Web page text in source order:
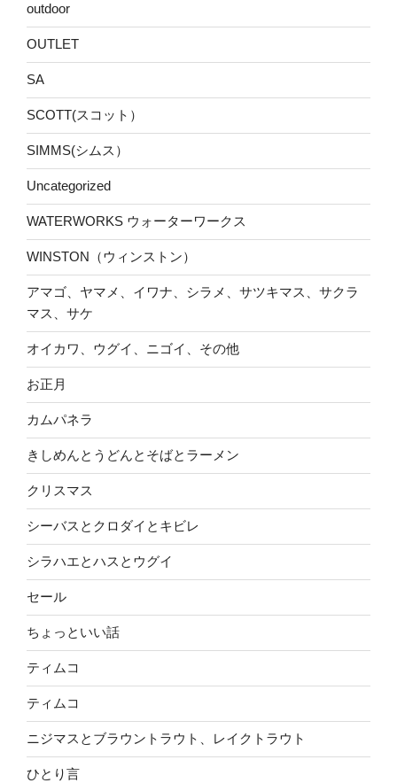
outdoor
OUTLET
SA
SCOTT(スコット）
SIMMS(シムス）
Uncategorized
WATERWORKS ウォーターワークス
WINSTON（ウィンストン）
アマゴ、ヤマメ、イワナ、シラメ、サツキマス、サクラ
マス、サケ
オイカワ、ウグイ、ニゴイ、その他
お正月
カムパネラ
きしめんとうどんとそばとラーメン
クリスマス
シーバスとクロダイとキビレ
シラハエとハスとウグイ
セール
ちょっといい話
ティムコ
ティムコ
ニジマスとブラウントラウト、レイクトラウト
ひとり言